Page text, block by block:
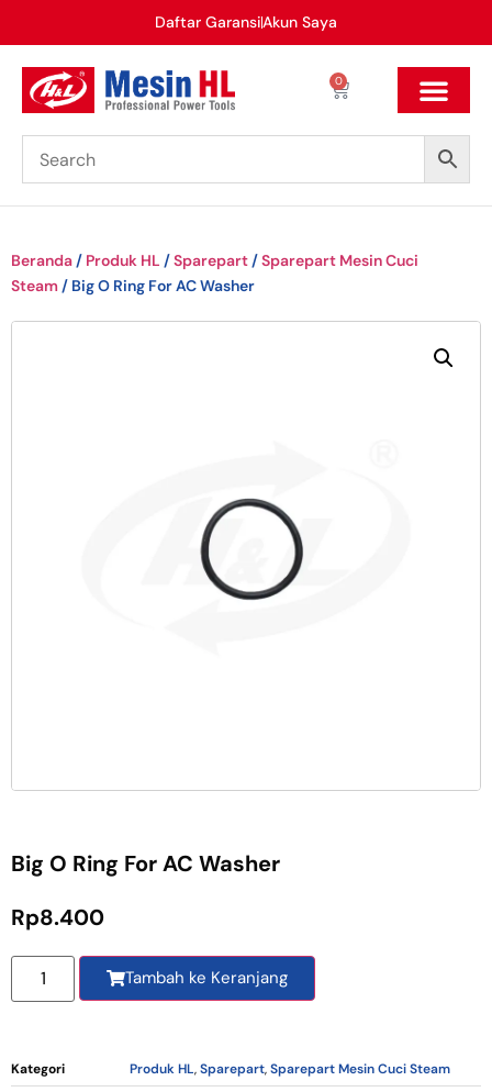
Daftar GaransiAkun Saya
0
Beranda / Produk HL /Sparepart /Sparepart Mesin Cuci
Steam / Big O Ring For AC Washer
Big O Ring For AC Washer
Rp8.400
Tambah ke Keranjang
Kategori Produk HL,Sparepart,Sparepart Mesin Cuci Steam